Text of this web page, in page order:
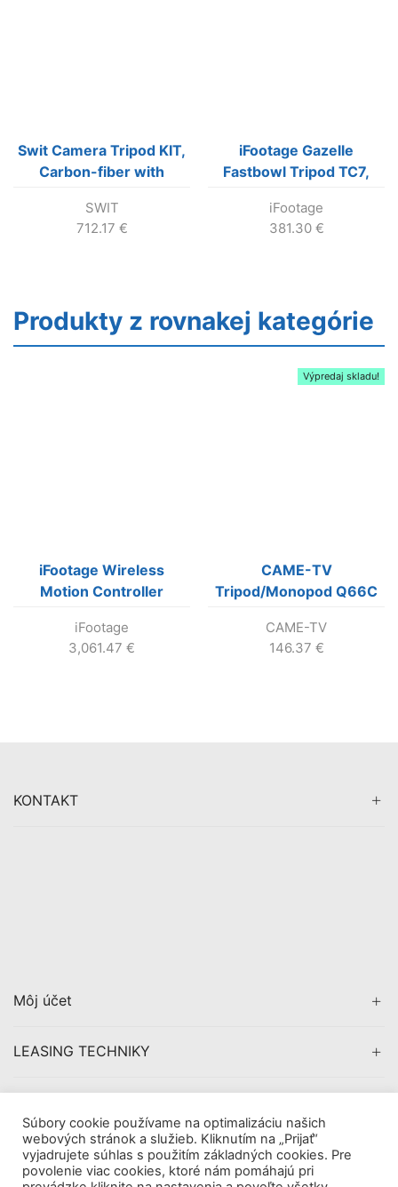
Swit Camera Tripod KIT,
Carbon-fiber with
SWIT
712.17 €
iFootage Gazelle
Fastbowl Tripod TC7,
uhlíkových vlakien
iFootage
381.30 €
Produkty z rovnakej kategórie
iFootage Wireless
Motion Controller
iFootage
3,061.47 €
Výpredaj skladu!
CAME-TV
Tripod/Monopod Q66C
CAME-TV
146.37 €
KONTAKT
Môj účet
LEASING TECHNIKY
Súbory cookie používame na optimalizáciu našich
webových stránok a služieb. Kliknutím na „Prijať“
vyjadrujete súhlas s použitím základných cookies. Pre
povolenie viac cookies, ktoré nám pomáhajú pri